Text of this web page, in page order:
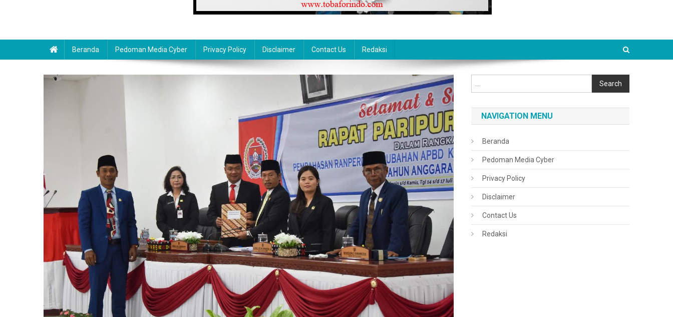
Beranda Pedoman Media Cyber Privacy Policy Disclaimer Contact Us Redaksi
Search
NAVIGATION MENU
Beranda
Pedoman Media Cyber
Privacy Policy
Disclaimer
Contact Us
Redaksi